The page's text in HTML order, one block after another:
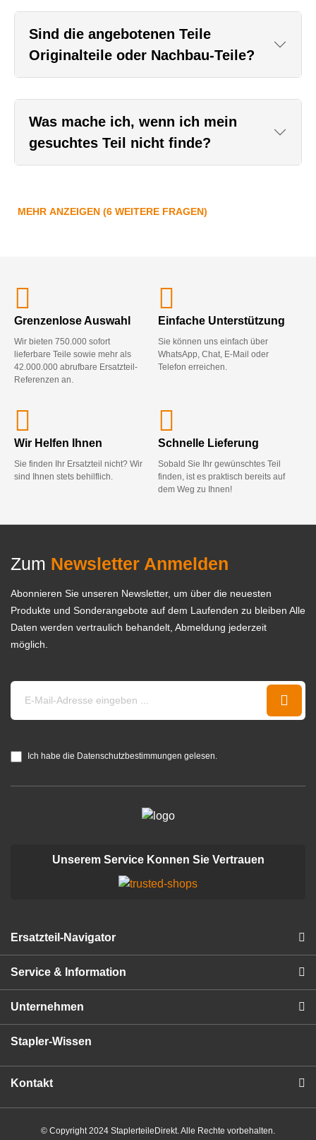
Sind die angebotenen Teile
Originalteile oder Nachbau-Teile?
Was mache ich, wenn ich mein
gesuchtes Teil nicht finde?
MEHR ANZEIGEN (6 WEITERE FRAGEN)
Grenzenlose Auswahl
Wir bieten 750.000 sofort
lieferbare Teile sowie mehr als
42.000.000 abrufbare Ersatzteil-
Referenzen an.
Einfache Unterstützung
Sie können uns einfach über
WhatsApp, Chat, E-Mail oder
Telefon erreichen.
Wir Helfen Ihnen
Sie finden Ihr Ersatzteil nicht? Wir
sind Ihnen stets behilflich.
Schnelle Lieferung
Sobald Sie Ihr gewünschtes Teil
finden, ist es praktisch bereits auf
dem Weg zu Ihnen!
Zum Newsletter Anmelden
Abonnieren Sie unseren Newsletter, um über die neuesten
Produkte und Sonderangebote auf dem Laufenden zu bleiben Alle
Daten werden vertraulich behandelt, Abmeldung jederzeit
möglich.
Ich habe die Datenschutzbestimmungen gelesen.
Unserem Service Konnen Sie Vertrauen
Ersatzteil-Navigator
Service & Information
Unternehmen
Stapler-Wissen
Kontakt
© Copyright 2024 StaplerteileDirekt. Alle Rechte vorbehalten.